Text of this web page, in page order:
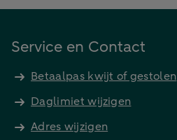
Service en Contact
Betaalpas kwijt of gestolen
Daglimiet wijzigen
Adres wijzigen